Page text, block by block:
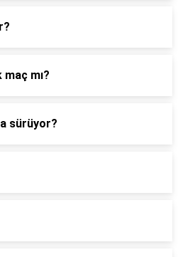
maç mı?
sürüyor?